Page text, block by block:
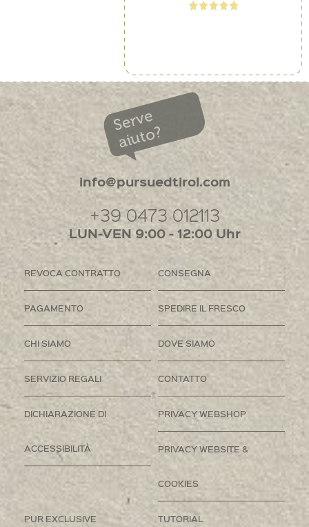
Serve
aiuto?
info@pursuedtirol.com
+39 0473 012113
LUN-VEN 9:00 - 12:00 Uhr
REVOCA CONTRATTO CONSEGNA
PAGAMENTO SPEDIRE IL FRESCO
CHI SIAMO DOVE SIAMO
SERVIZIO REGALI CONTATTO
DICHIARAZIONE DI
ACCESSIBILITÀ
PRIVACY WEBSHOP
PRIVACY WEBSITE &
COOKIES
PUR EXCLUSIVE TUTORIAL